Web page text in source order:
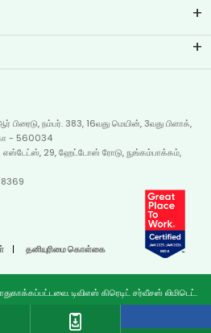
பிரைடு, நம்பர். 383, 16வது மெயின், 3வது பிளாக்,
- 560034
எஸ்டேட்ஸ், 29, ஹேட்டோஸ் ரோடு, நுங்கம்பாக்கம்,
தனியுரிமை கொள்கை
டிவிஎஸ் கிரெடிட் சர்வீசஸ் லிமிடெட்.